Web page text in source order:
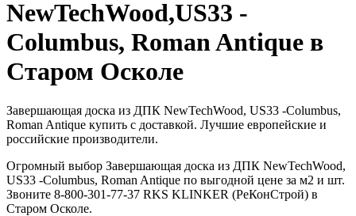
NewTechWood,US33 -
Columbus, Roman Antique в
Старом Осколе
Завершающая доска из ДПК NewTechWood, US33 -Columbus,
Roman Antique купить с доставкой. Лучшие европейские и
российские производители.
Огромный выбор Завершающая доска из ДПК NewTechWood,
US33 -Columbus, Roman Antique по выгодной цене за м2 и шт.
Звоните 8-800-301-77-37 RKS KLINKER (РеКонСтрой) в
Старом Осколе.